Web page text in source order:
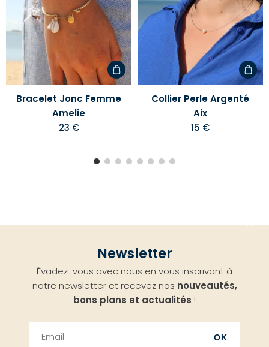
à
votre
liste
d'envies
Bracelet Jonc Femme
Amelie
23 €
à
votre
liste
Collier Perle Argenté
Aix
15 €
Newsletter
Évadez-vous avec nous en vous inscrivant à
notre newsletter et recevez nos nouveautés,
bons plans et actualités !
OK